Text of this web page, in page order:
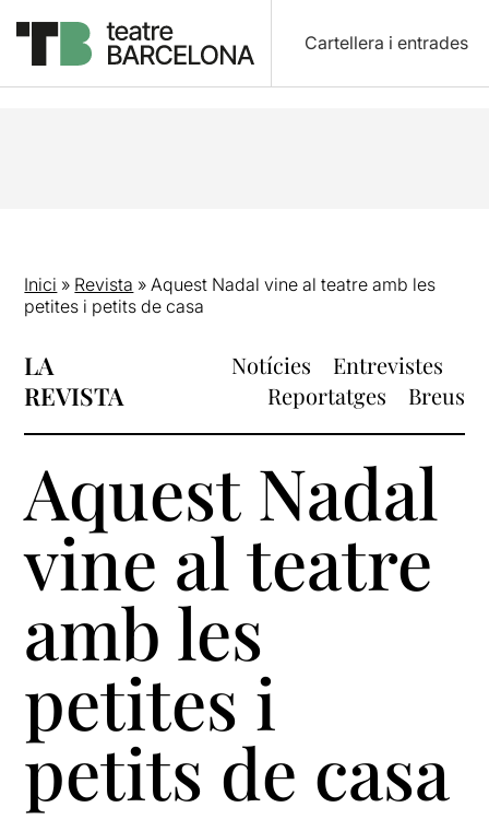
Cartellera i entrades
Inici » Revista »Aquest Nadal vine al teatre amb les
petites i petits de casa
LA
REVISTA
Notícies
Entrevistes
Reportatges
Breus
Aquest Nadal
vine al teatre
amb les
petites i
petits de casa